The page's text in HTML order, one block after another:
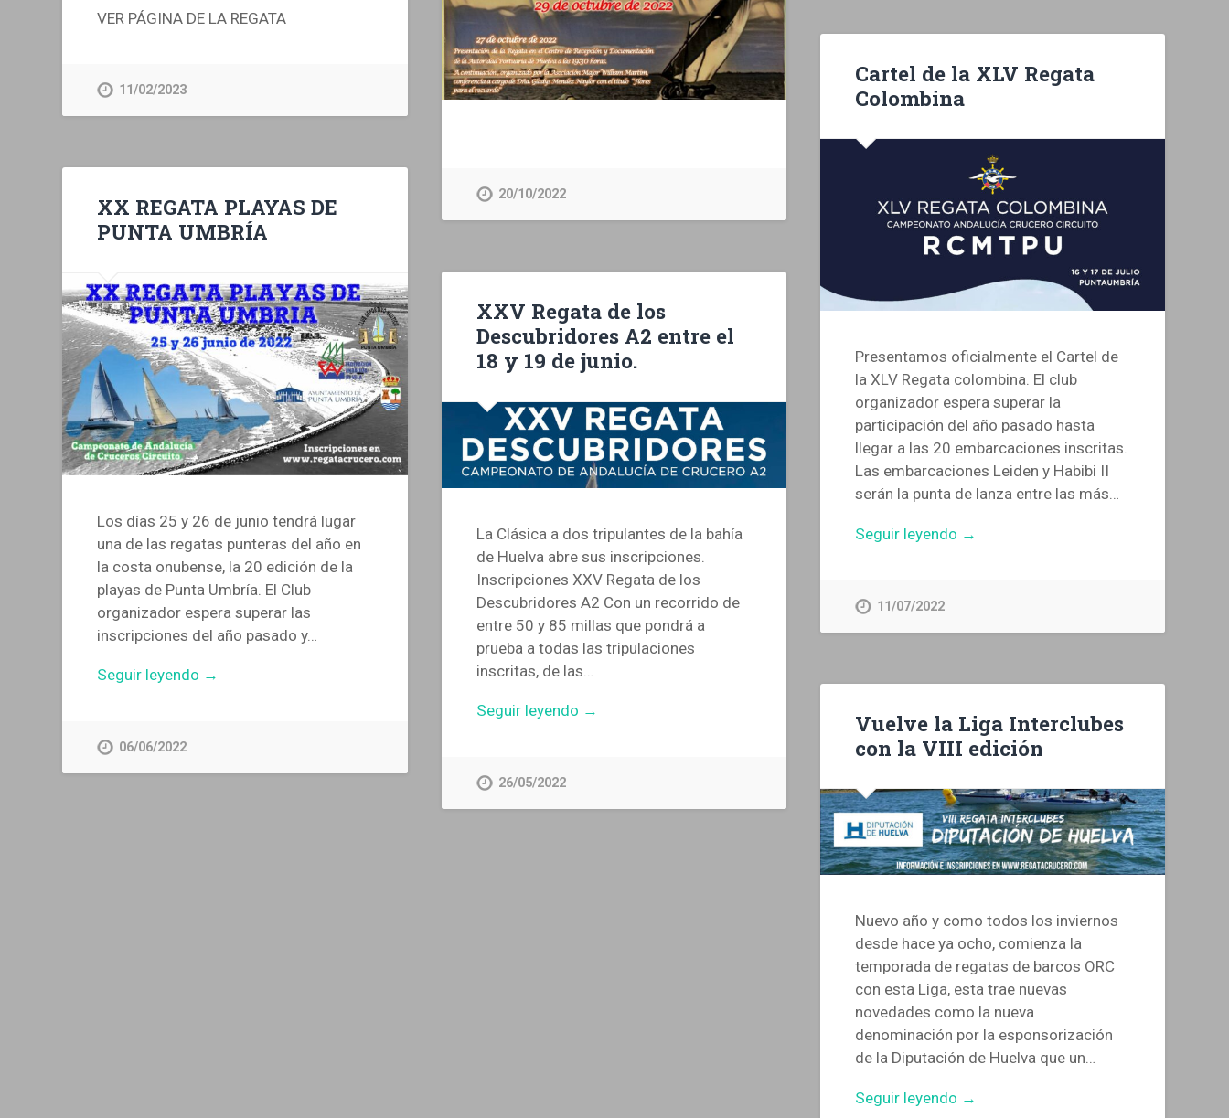
VER PÁGINA DE LA REGATA
11/02/2023
20/10/2022
Cartel de la XLV Regata
Colombina
Presentamos oficialmente el Cartel de
la XLV Regata colombina. El club
organizador espera superar la
participación del año pasado hasta
llegar a las 20 embarcaciones inscritas.
Las embarcaciones Leiden y Habibi II
serán la punta de lanza entre las más…
Seguir leyendo →
11/07/2022
XX REGATA PLAYAS DE
PUNTA UMBRÍA
Los días 25 y 26 de junio tendrá lugar
una de las regatas punteras del año en
la costa onubense, la 20 edición de la
playas de Punta Umbría. El Club
organizador espera superar las
inscripciones del año pasado y…
Seguir leyendo →
06/06/2022
XXV Regata de los
Descubridores A2 entre el
18 y 19 de junio.
La Clásica a dos tripulantes de la bahía
de Huelva abre sus inscripciones.
Inscripciones XXV Regata de los
Descubridores A2 Con un recorrido de
entre 50 y 85 millas que pondrá a
prueba a todas las tripulaciones
inscritas, de las…
Seguir leyendo →
26/05/2022
Vuelve la Liga Interclubes
con la VIII edición
Nuevo año y como todos los inviernos
desde hace ya ocho, comienza la
temporada de regatas de barcos ORC
con esta Liga, esta trae nuevas
novedades como la nueva
denominación por la esponsorización
de la Diputación de Huelva que un…
Seguir leyendo →